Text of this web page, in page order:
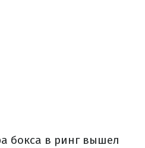
бокса в ринг вышел